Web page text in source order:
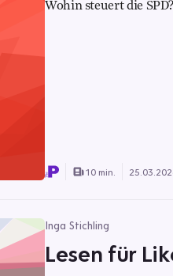
Wohin steuert die
10 min.
Inga Stichling
Lesen für